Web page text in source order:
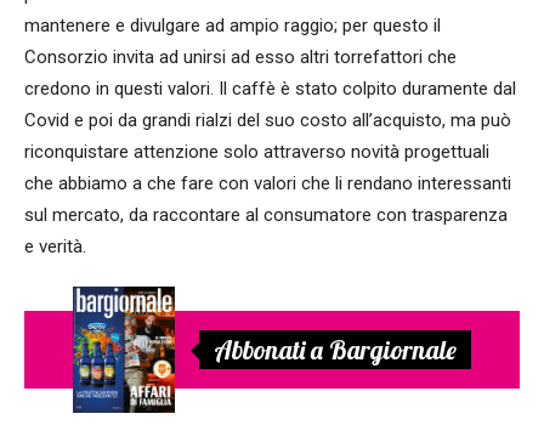
mantenere e divulgare ad ampio raggio; per questo il
Consorzio invita ad unirsi ad esso altri torrefattori che
credono in questi valori. Il caffè è stato colpito duramente dal
Covid e poi da grandi rialzi del suo costo all ’acquisto, ma può
riconquistare attenzione solo attraverso novità progettuali
che abbiamo a che fare con valori che li rendano interessanti
sul mercato, da raccontare al consumatore con trasparenza
e verità.
Abbonati a Bargiornale